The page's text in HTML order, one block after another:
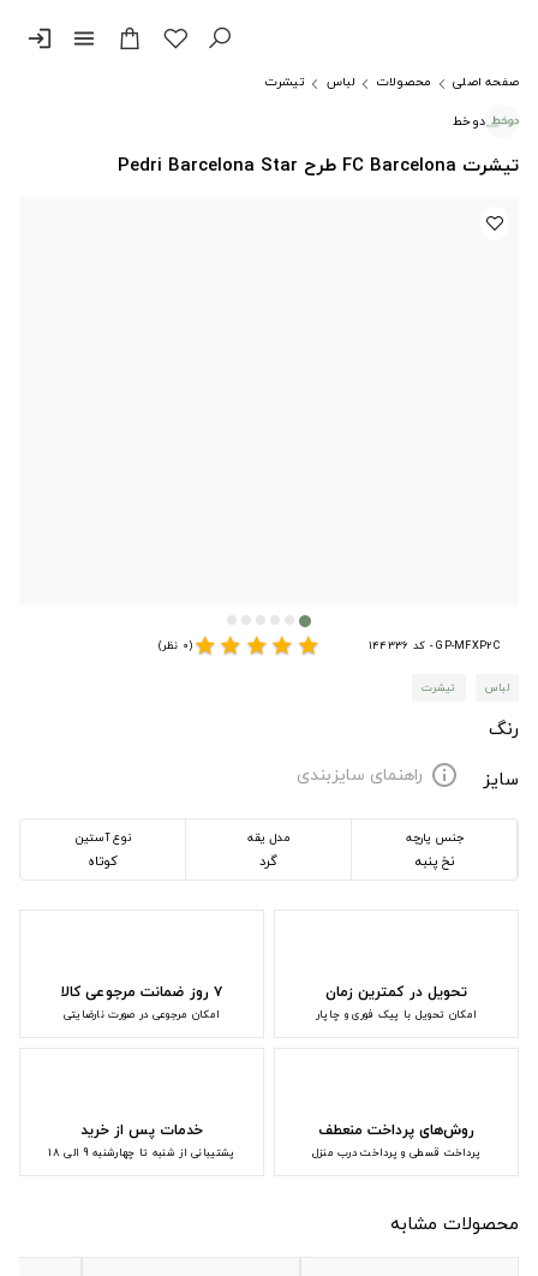
menu
login
صفحه اصلی محصولات لباس
تیشرت
دوخط
تیشرت FC Barcelona طرح Pedri Barcelona Star
GP-MFXP2C - کد 144336 star
star
star
star
star(0 نظر)
لباس تیشرت
رنگ
سایز
info راهنمای سایزبندی
جنس پارچه
نخ پنبه
مدل یقه
گرد
نوع آستین
کوتاه
تحویل در کمترین زمان
امکان تحویل با پیک فوری و چاپار
۷ روز ضمانت مرجوعی کالا
امکان مرجوعی در صورت نارضایتی
روش‌های پرداخت منعطف
پرداخت قسطی و پرداخت درب منزل
خدمات پس از خرید
پشتیبانی از شنبه تا چهارشنبه 9 الی 18
محصولات مشابه